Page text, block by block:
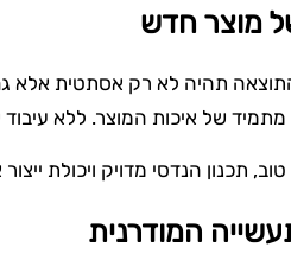
מוצר חדש
תהיה לא רק אסתטית אלא גם
של איכות המוצר. ללא עיבוד
תכנון הנדסי מדויק ויכולת
המודרנית